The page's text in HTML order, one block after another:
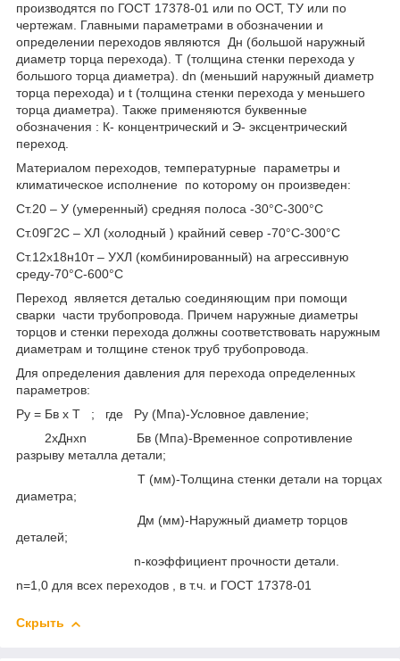
производятся по ГОСТ 17378-01 или по ОСТ, ТУ или по
чертежам. Главными параметрами в обозначении и
определении переходов являются Дн (большой наружный
диаметр торца перехода). Т (толщина стенки перехода у
большого торца диаметра). dn (меньший наружный диаметр
торца перехода) и t (толщина стенки перехода у меньшего
торца диаметра). Также применяются буквенные
обозначения : К- концентрический и Э- эксцентрический
переход.
Материалом переходов, температурные параметры и
климатическое исполнение по которому он произведен:
Ст.20 – У (умеренный) средняя полоса -30°С-300°С
Ст.09Г2С – ХЛ (холодный ) крайний север -70°С-300°С
Ст.12x18н10т – УХЛ (комбинированный) на агрессивную
среду-70°С-600°С
Переход является деталью соединяющим при помощи
сварки части трубопровода. Причем наружные диаметры
торцов и стенки перехода должны соответствовать наружным
диаметрам и толщине стенок труб трубопровода.
Для определения давления для перехода определенных
параметров:
Ру = Бв x Т ; где Ру (Мпа)-Условное давление;
2xДнxn Бв (Мпа)-Временное сопротивление
разрыву металла детали;
Т (мм)-Толщина стенки детали на торцах
диаметра;
Дм (мм)-Наружный диаметр торцов
деталей;
n-коэффициент прочности детали.
n=1,0 для всех переходов , в т.ч. и ГОСТ 17378-01
Скрыть